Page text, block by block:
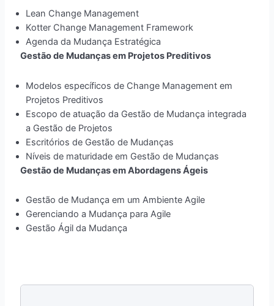
Lean Change Management
Kotter Change Management Framework
Agenda da Mudança Estratégica
Gestão de Mudanças em Projetos Preditivos
Modelos específicos de Change Management em
Projetos Preditivos
Escopo de atuação da Gestão de Mudança integrada
a Gestão de Projetos
Escritórios de Gestão de Mudanças
Níveis de maturidade em Gestão de Mudanças
Gestão de Mudanças em Abordagens Ágeis
Gestão de Mudança em um Ambiente Agile
Gerenciando a Mudança para Agile
Gestão Ágil da Mudança